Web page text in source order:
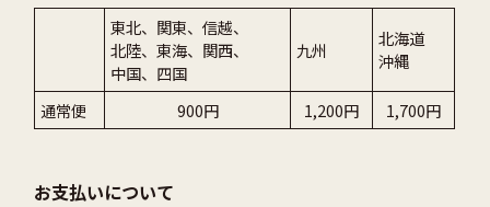
東北、関東、信越、
北陸、東海、関西、
中国、四国
九州
北海道
沖縄
通常便 900円 1,200円 1,700円
お支払いについて